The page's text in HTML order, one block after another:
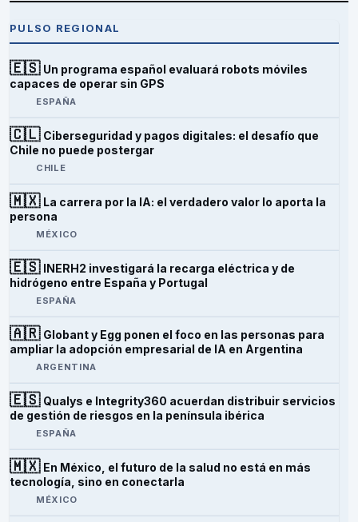
PULSO REGIONAL
🇪🇸 Un programa español evaluará robots móviles
capaces de operar sin GPS
ESPAÑA
🇨🇱 Ciberseguridad y pagos digitales: el desafío que
Chile no puede postergar
CHILE
🇲🇽 La carrera por la IA: el verdadero valor lo aporta la
persona
MÉXICO
🇪🇸 INERH2 investigará la recarga eléctrica y de
hidrógeno entre España y Portugal
ESPAÑA
🇦🇷 Globant y Egg ponen el foco en las personas para
ampliar la adopción empresarial de IA en Argentina
ARGENTINA
🇪🇸 Qualys e Integrity360 acuerdan distribuir servicios
de gestión de riesgos en la península ibérica
ESPAÑA
🇲🇽 En México, el futuro de la salud no está en más
tecnología, sino en conectarla
MÉXICO